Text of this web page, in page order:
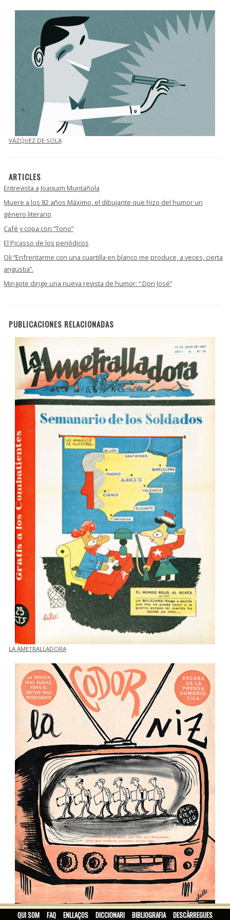
VÁZQUEZ DE SOLA
ARTICLES
Entrevista a Joaquim Muntañola
Muere a los 82 años Máximo, el dibujante que hizo del humor un
género literario
Café y copa con “Tono”
El Picasso de los periódicos
Oli “Enfrentarme con una cuartilla en blanco me produce, a veces, cierta
angustia”.
Mingote dirige una nueva revista de humor: “ Don José”
PUBLICACIONES RELACIONADAS
LA AMETRALLADORA
LA CODORNIZ
QUI SOM FAQ ENLLAÇOS DICCIONARI BIBLIOGRAFIA DESCÀRREGUES